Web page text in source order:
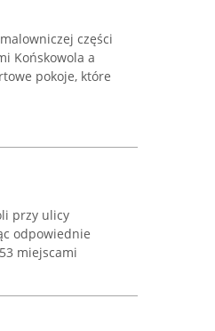
części
Końskowola a
pokoje, które
przy ulicy
odpowiednie
miejscami